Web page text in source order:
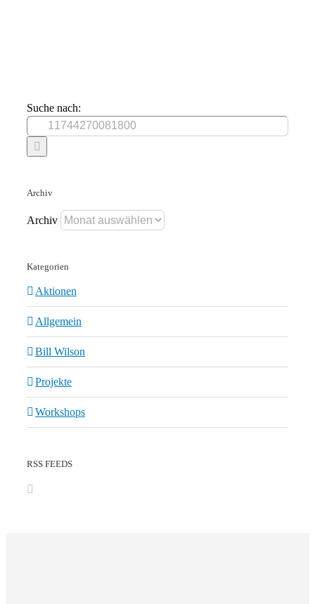
Suche nach:
Archiv
Archiv
Kategorien
Aktionen
Allgemein
Bill Wilson
Projekte
Workshops
RSS FEEDS